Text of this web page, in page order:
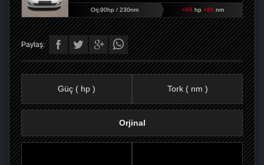
Orj:90hp / 230nm +55hp +80 nm
Paylaş:
Güç ( hp ) Tork ( nm )
Orjinal